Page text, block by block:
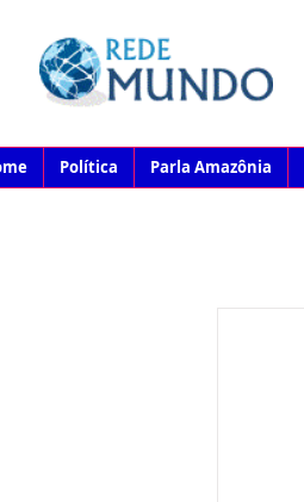
Política Parla Amazônia